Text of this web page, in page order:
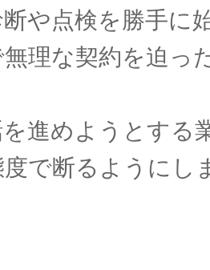
断や点検を勝手に
理な契約を迫っ
進めようとする
度で断るようにし